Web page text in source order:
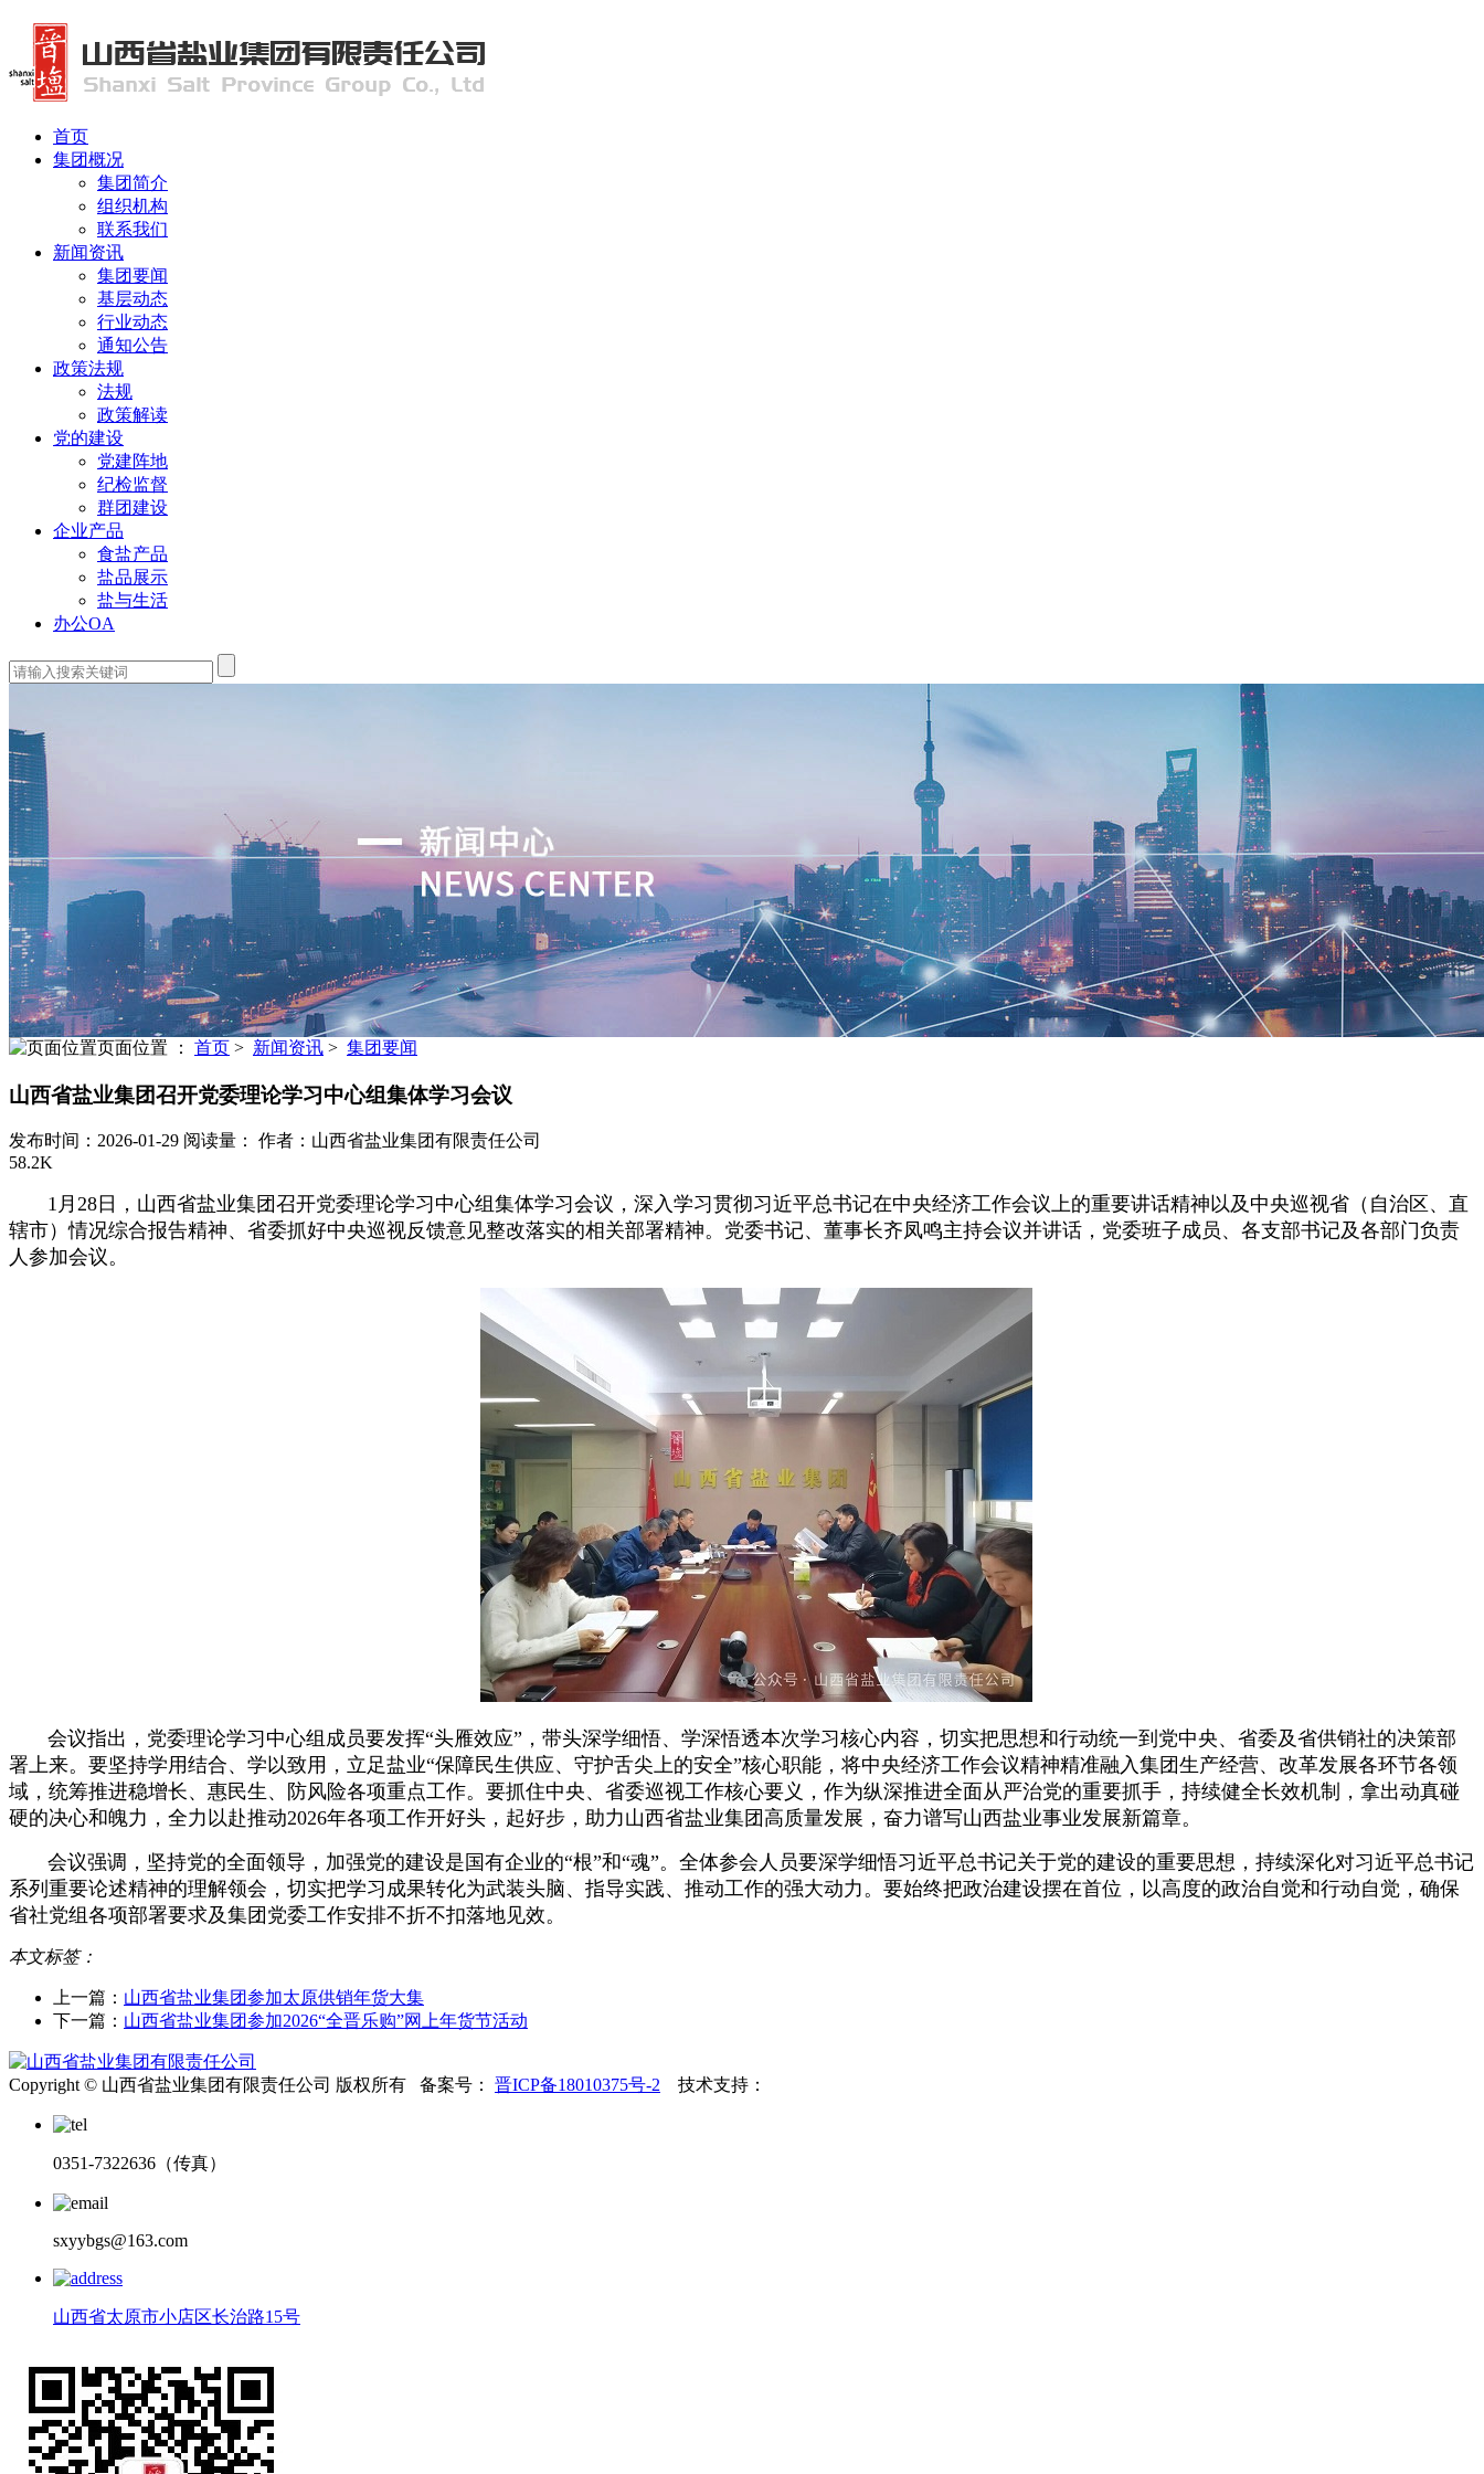
首页
集团概况
集团简介
组织机构
联系我们
新闻资讯
集团要闻
基层动态
行业动态
通知公告
政策法规
法规
政策解读
党的建设
党建阵地
纪检监督
群团建设
企业产品
食盐产品
盐品展示
盐与生活
办公OA
页面位置 ： 首页 > 新闻资讯 > 集团要闻
山西省盐业集团召开党委理论学习中心组集体学习会议
发布时间：2026-01-29 阅读量：
作者：山西省盐业集团有限责任公司
58.2K
1月28日，山西省盐业集团召开党委理论学习中心组集体学习会议，深入学习贯彻习近平总书记在中央经济工作会议上的重要讲话精神以及中央巡视省（自治区、直
辖市）情况综合报告精神、省委抓好中央巡视反馈意见整改落实的相关部署精神。党委书记、董事长齐凤鸣主持会议并讲话，党委班子成员、各支部书记及各部门负责
人参加会议。
会议指出，党委理论学习中心组成员要发挥“头雁效应”，带头深学细悟、学深悟透本次学习核心内容，切实把思想和行动统一到党中央、省委及省供销社的决策部
署上来。要坚持学用结合、学以致用，立足盐业“保障民生供应、守护舌尖上的安全”核心职能，将中央经济工作会议精神精准融入集团生产经营、改革发展各环节各领
域，统筹推进稳增长、惠民生、防风险各项重点工作。要抓住中央、省委巡视工作核心要义，作为纵深推进全面从严治党的重要抓手，持续健全长效机制，拿出动真碰
硬的决心和魄力，全力以赴推动2026年各项工作开好头，起好步，助力山西省盐业集团高质量发展，奋力谱写山西盐业事业发展新篇章。
会议强调，坚持党的全面领导，加强党的建设是国有企业的“根”和“魂”。全体参会人员要深学细悟习近平总书记关于党的建设的重要思想，持续深化对习近平总书记
系列重要论述精神的理解领会，切实把学习成果转化为武装头脑、指导实践、推动工作的强大动力。要始终把政治建设摆在首位，以高度的政治自觉和行动自觉，确保
省社党组各项部署要求及集团党委工作安排不折不扣落地见效。
本文标签：
上一篇： 山西省盐业集团参加太原供销年货大集
下一篇： 山西省盐业集团参加2026“全晋乐购”网上年货节活动
Copyright © 山西省盐业集团有限责任公司 版权所有 备案号： 晋ICP备18010375号-2 技术支持：
0351-7322636（传真）
sxyybgs@163.com
山西省太原市小店区长治路15号